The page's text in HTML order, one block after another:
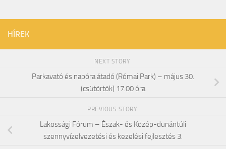
HÍREK
NEXT STORY
Parkavató és napóra átadó (Római Park) – május 30.
(csütörtök) 17.00 óra
PREVIOUS STORY
Lakossági Fórum – Észak- és Közép-dunántúli
szennyvízelvezetési és kezelési fejlesztés 3.